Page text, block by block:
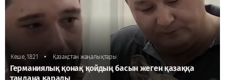
Кеше, 18:21 • Қазақстан жаңалықтары
Германиялық қонақ қойдың басын жеген қазаққа